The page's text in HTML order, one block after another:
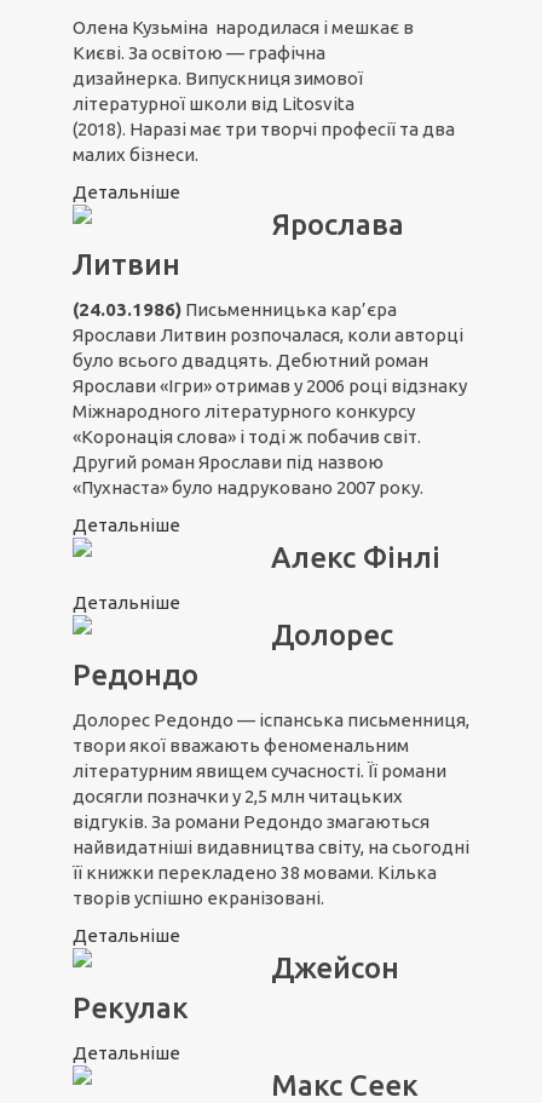
Олена Кузьміна народилася і мешкає в
Києві. За освітою — графічна
дизайнерка. Випускниця зимової
літературної школи від Litosvita
(2018). Наразі має три творчі професії та два
малих бізнеси.
Детальніше
Ярослава
Литвин
(24.03.1986) Письменницька кар’єра
Ярослави Литвин розпочалася, коли авторці
було всього двадцять. Дебютний роман
Ярослави «Ігри» отримав у 2006 році відзнаку
Міжнародного літературного конкурсу
«Коронація слова» і тоді ж побачив світ.
Другий роман Ярослави під назвою
«Пухнаста» було надруковано 2007 року.
Детальніше
Алекс Фінлі
Детальніше
Долорес
Редондо
Долорес Редондо — іспанська письменниця,
твори якої вважають феноменальним
літературним явищем сучасності. Її романи
досягли позначки у 2,5 млн читацьких
відгуків. За романи Редондо змагаються
найвидатніші видавництва світу, на сьогодні
її книжки перекладено 38 мовами. Кілька
творів успішно екранізовані.
Детальніше
Джейсон
Рекулак
Детальніше
Макс Сеек